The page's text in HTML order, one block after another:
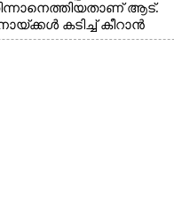
ആട്.
കടിച്ച് കീറാൻ
വയറിന്റെ ആന്തൽ മറന്ന്